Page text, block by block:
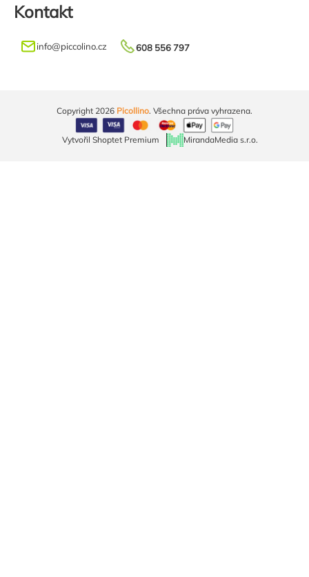
Kontakt
info@piccolino.cz 608 556 797
Vytvořil Shoptet Premium MirandaMedia s.r.o.
Copyright 2026 Picollino. Všechna práva vyhrazena.